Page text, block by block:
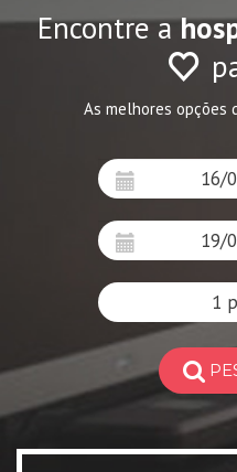
Encontre a
As melhores opções
1